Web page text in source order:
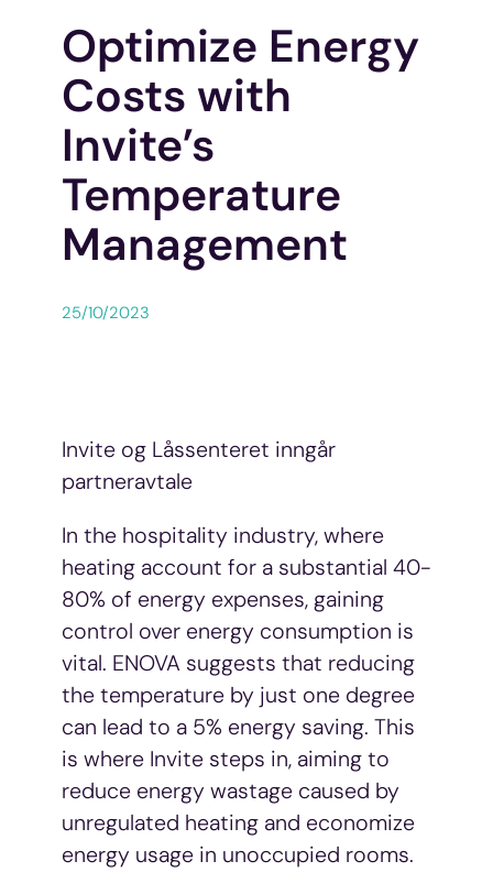
Optimize Energy
Costs with
Invite’s
Temperature
Management
25/10/2023
Invite og Låssenteret inngår
partneravtale
In the hospitality industry, where
heating account for a substantial 40-
80% of energy expenses, gaining
control over energy consumption is
vital. ENOVA suggests that reducing
the temperature by just one degree
can lead to a 5% energy saving. This
is where Invite steps in, aiming to
reduce energy wastage caused by
unregulated heating and economize
energy usage in unoccupied rooms.